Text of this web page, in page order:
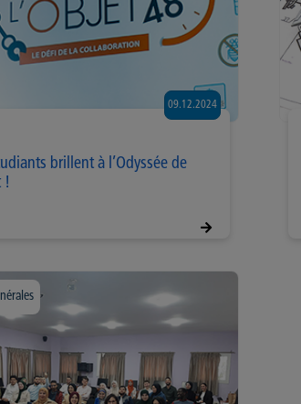
brillent à l’Odyssée de
!
09.12.2024